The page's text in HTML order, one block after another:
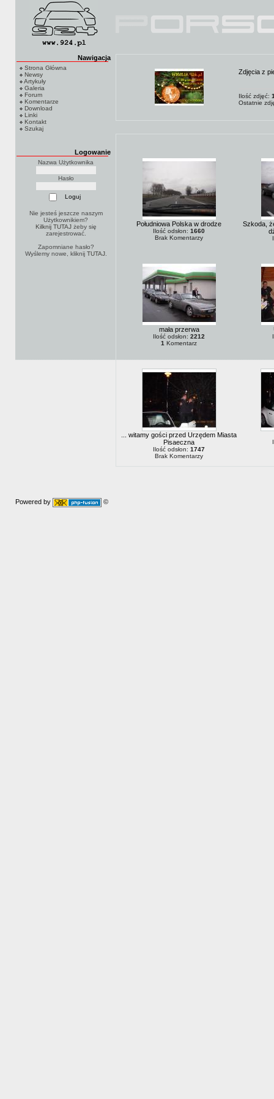
Nawigacja
Strona Główna
Newsy
Artykuły
Galeria
Forum
Komentarze
Download
Linki
Kontakt
Szukaj
Logowanie
Nazwa Użytkownika
Hasło
Nie jesteś jeszcze naszym
Użytkownikiem?
Kilknij TUTAJżeby się
zarejestrować.
Zapomniane hasło?
Wyślemy nowe, kliknij TUTAJ.
Zdjęcia z
Ilość zdjęć:
Ostatnie
Południowa Polska w drodze
Ilość odsłon: 1660
Brak Komentarzy
Szkoda,
mała przerwa
Ilość odsłon: 2212
1 Komentarz
... witamy gości przed Urzędem Miasta
Pisaeczna
Ilość odsłon: 1747
Brak Komentarzy
Powered by ©